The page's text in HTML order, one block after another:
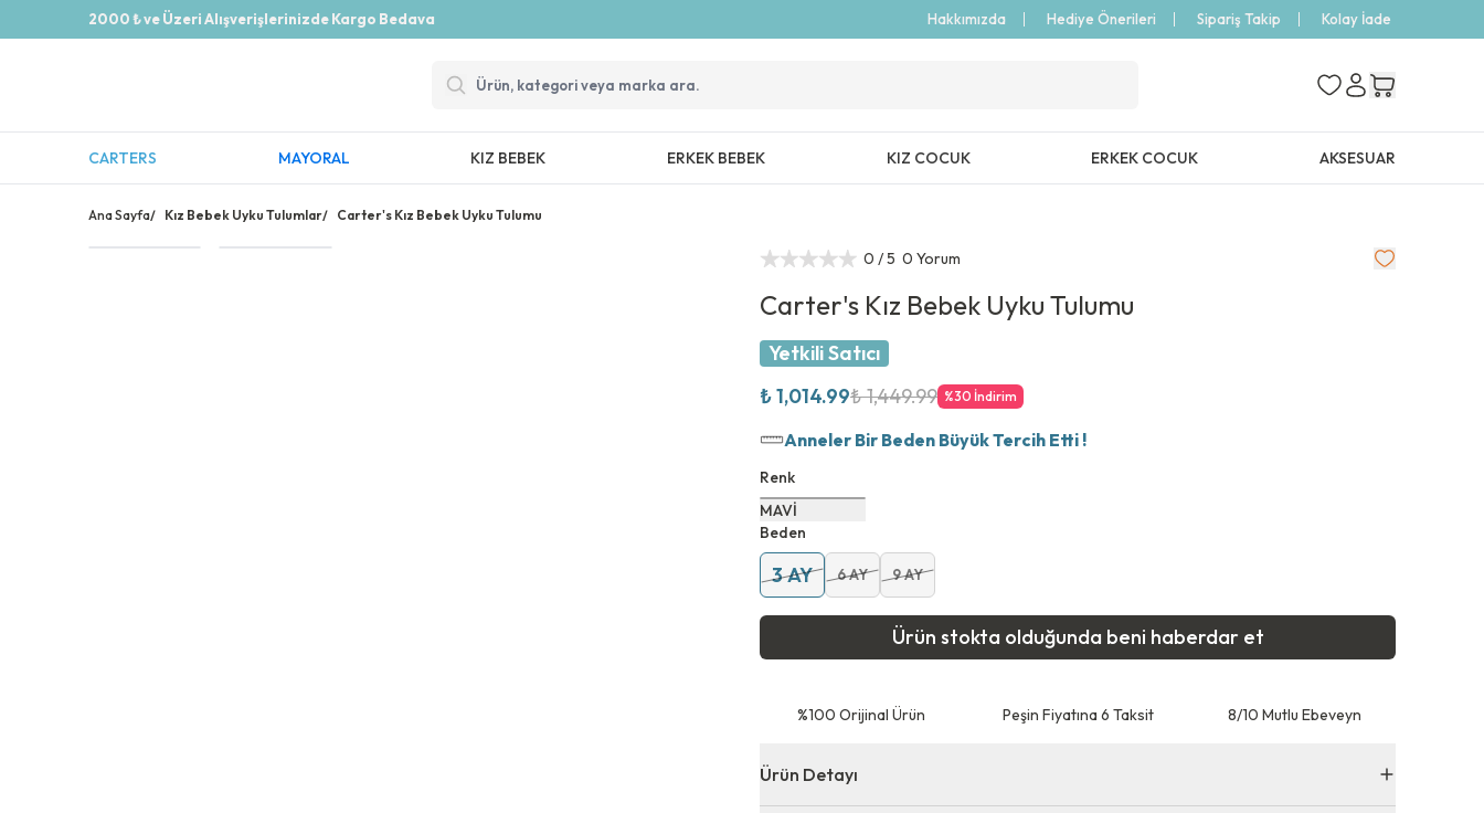
2000 ₺ ve Üzeri Alışverişlerinizde Kargo Bedava Hakkımızda Hediye Önerileri Sipariş Takip Kolay İade
CARTERS MAYORAL KIZ BEBEK ERKEK BEBEK KIZ COCUK ERKEK COCUK AKSESUAR
Ana Sayfa/ Kız Bebek Uyku Tulumlar/ Carter's Kız Bebek Uyku Tulumu
0 / 5 0 Yorum
Carter's Kız Bebek Uyku Tulumu
Yetkili Satıcı
₺ 1,014.99₺ 1,449.99 %30 İndirim
Anneler Bir Beden Büyük Tercih Etti !
Renk
MAVİ
Beden
3 AY 6 AY 9 AY
Ürün stokta olduğunda beni haberdar et
⁠%100 Orijinal Ürün Peşin Fiyatına 6 Taksit 8/10 Mutlu Ebeveyn
Ürün Detayı